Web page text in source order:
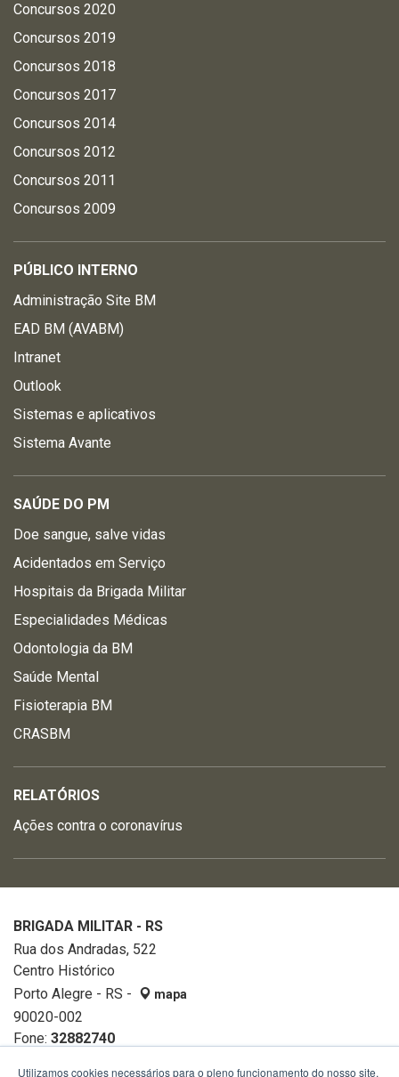
Concursos 2020
Concursos 2019
Concursos 2018
Concursos 2017
Concursos 2014
Concursos 2012
Concursos 2011
Concursos 2009
PÚBLICO INTERNO
Administração Site BM
EAD BM (AVABM)
Intranet
Outlook
Sistemas e aplicativos
Sistema Avante
SAÚDE DO PM
Doe sangue, salve vidas
Acidentados em Serviço
Hospitais da Brigada Militar
Especialidades Médicas
Odontologia da BM
Saúde Mental
Fisioterapia BM
CRASBM
RELATÓRIOS
Ações contra o coronavírus
BRIGADA MILITAR - RS
Rua dos Andradas, 522
Centro Histórico
Porto Alegre - RS -
mapa
90020-002
Fone: 32882740
Utilizamos cookies necessários para o pleno funcionamento do nosso site,